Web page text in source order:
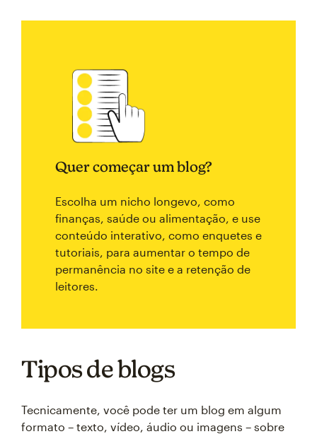
Quer começar um blog?
Escolha um nicho longevo, como
finanças, saúde ou alimentação, e use
conteúdo interativo, como enquetes e
tutoriais, para aumentar o tempo de
permanência no site e a retenção de
leitores.
Tipos de blogs
Tecnicamente, você pode ter um blog em algum
formato – texto, vídeo, áudio ou imagens – sobre